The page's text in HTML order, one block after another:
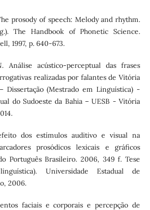
prosody of speech: Melody and rhythm.
The Handbook of Phonetic Science.
1997, p. 640-673.
Análise acústico-perceptual das frases
realizadas por falantes de Vitória
Dissertação (Mestrado em Linguística) -
do Sudoeste da Bahia – UESB - Vitória
dos estímulos auditivo e visual na
prosódicos lexicais e gráficos
Português Brasileiro. 2006, 349 f. Tese
Universidade Estadual de
2006.
faciais e corporais e percepção de